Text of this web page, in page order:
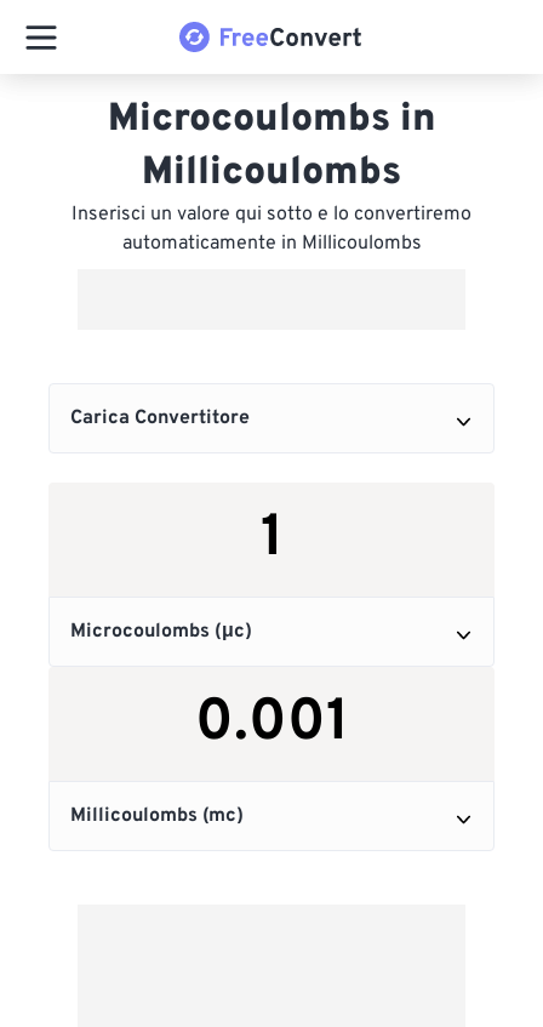
Microcoulombs in
Millicoulombs
Inserisci un valore qui sotto e lo convertiremo
automaticamente in Millicoulombs